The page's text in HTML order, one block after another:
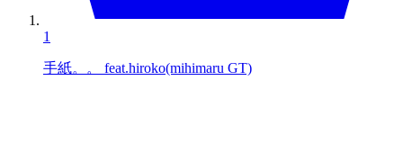
1
手紙。。 feat.hiroko(mihimaru GT)